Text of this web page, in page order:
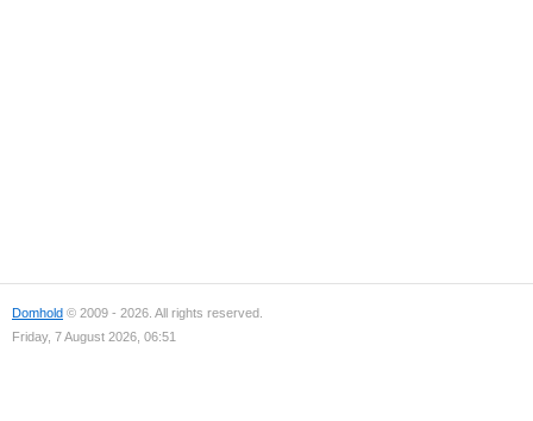
Domhold © 2009 - 2026. All rights reserved.
Friday, 7 August 2026, 06:51